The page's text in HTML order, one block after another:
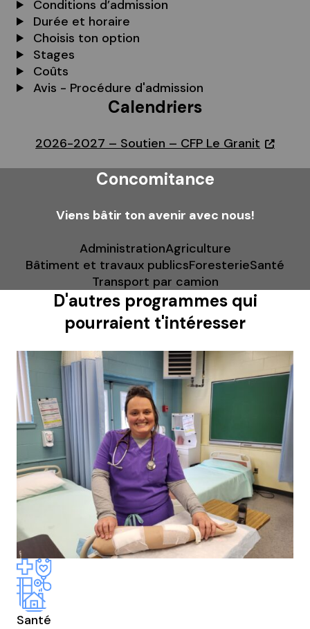
Conditions d’admission
Durée et horaire
Choisis ton option
Stages
Coûts
Avis - Procédure d'admission
Calendriers
2026-2027 – Soutien – CFP Le Granit
Concomitance
Viens bâtir ton avenir avec nous!
AdministrationAgriculture
Bâtiment et travaux publicsForesterieSanté
Transport par camion
D'autres programmes qui
pourraient t'intéresser
Santé